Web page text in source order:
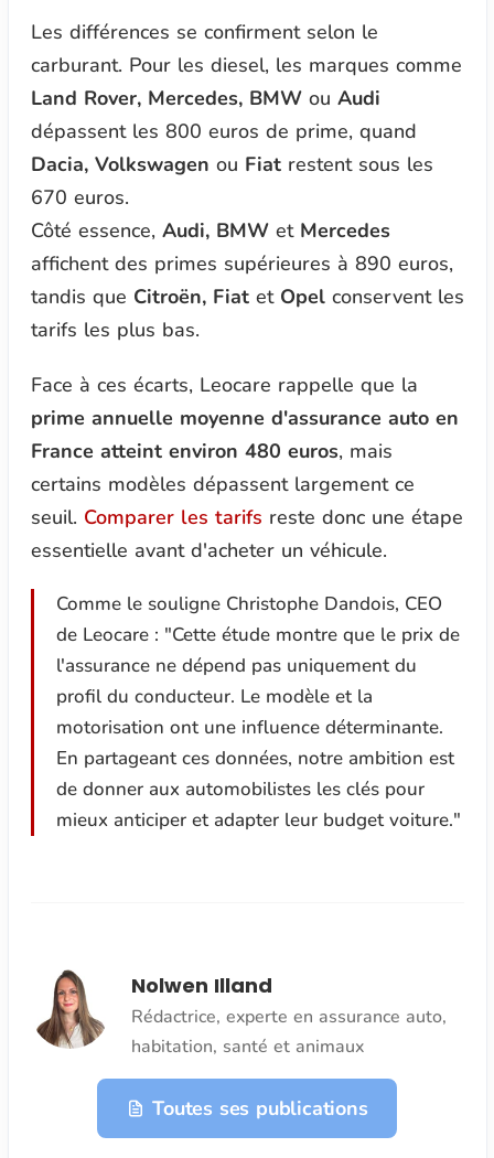
Les différences se confirment selon le
carburant. Pour les diesel, les marques comme
Land Rover, Mercedes, BMW ou Audi
dépassent les 800 euros de prime, quand
Dacia, Volkswagen ou Fiat restent sous les
670 euros.
Côté essence, Audi, BMW et Mercedes
affichent des primes supérieures à 890 euros,
tandis que Citroën, Fiat et Opelconservent les
tarifs les plus bas.
Face à ces écarts, Leocare rappelle que la
prime annuelle moyenne d'assurance auto en
France atteint environ 480 euros, mais
certains modèles dépassent largement ce
seuil. Comparer les tarifs reste donc une étape
essentielle avant d'acheter un véhicule.
Comme le souligne Christophe Dandois, CEO
de Leocare : "Cette étude montre que le prix de
l'assurance ne dépend pas uniquement du
profil du conducteur. Le modèle et la
motorisation ont une influence déterminante.
En partageant ces données, notre ambition est
de donner aux automobilistes les clés pour
mieux anticiper et adapter leur budget voiture."
Nolwen Illand
Rédactrice, experte en assurance auto,
habitation, santé et animaux
Toutes ses publications